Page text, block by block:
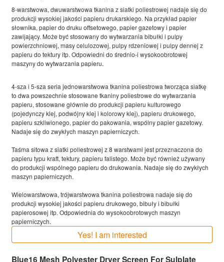
8-warstwowa, dwuwarstwowa tkanina z siatki poliestrowej nadaje się do
produkcji wysokiej jakości papieru drukarskiego. Na przykład papier
słownika, papier do druku offsetowego, papier gazetowy i papier
zawijający. Może być stosowany do wytwarzania bibułki i pulpy
powierzchniowej, masy celulozowej, pulpy rdzeniowej i pulpy dennej z
papieru do tektury itp. Odpowiedni do średnio-i wysokoobrotowej
maszyny do wytwarzania papieru.
4-sza i 5-sza seria jednowarstwowa tkanina poliestrowa tworząca siatkę
to dwa powszechnie stosowane tkaniny poliestrowe do wytwarzania
papieru, stosowane głównie do produkcji papieru kulturowego
(pojedynczy klej, podwójny klej i kolorowy klej), papieru drukowego,
papieru szkliwionego, papier do pakowania, wspólny papier gazetowy.
Nadaje się do zwykłych maszyn papierniczych.
Taśma sitowa z siatki poliestrowej z 8 warstwami jest przeznaczona do
papieru typu kraft, tektury, papieru falistego. Może być również używany
do produkcji wspólnego papieru do drukowania. Nadaje się do zwykłych
maszyn papierniczych.
Wielowarstwowa, trójwarstwowa tkanina poliestrowa nadaje się do
produkcji wysokiej jakości papieru drukowego, bibuły i bibułki
papierosowej itp. Odpowiednia do wysokoobrotowych maszyn
papierniczych.
Yes! I am interested
Blue16 Mesh Polyester Dryer Screen For Sulplate